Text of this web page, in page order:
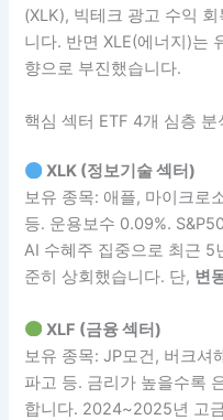
(XLK), 빅테크 광고 수익
니다. 반면 XLE(에너지)는
향으로 부진했습니다.
핵심 섹터 ETF 4개 심층 분
XLK (정보기술 섹터)
보유 종목: 애플, 마이크로
등. 운용보수 0.09%.
AI 수혜주 집중으로 최근 5
준히 상회했습니다. 단, 변
XLF (금융 섹터)
보유 종목: JP모건, 버크셔
파고 등. 금리가 높을수록
합니다. 2024~2025년 고